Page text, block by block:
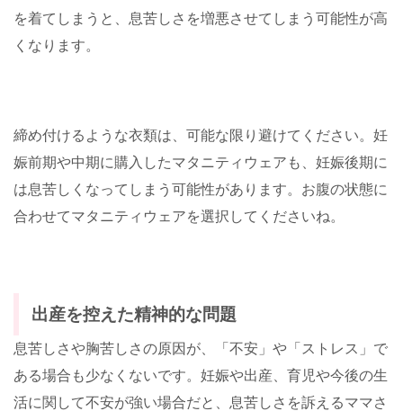
を着てしまうと、息苦しさを増悪させてしまう可能性が高
くなります。
締め付けるような衣類は、可能な限り避けてください。妊
娠前期や中期に購入したマタニティウェアも、妊娠後期に
は息苦しくなってしまう可能性があります。お腹の状態に
合わせてマタニティウェアを選択してくださいね。
出産を控えた精神的な問題
息苦しさや胸苦しさの原因が、「不安」や「ストレス」で
ある場合も少なくないです。妊娠や出産、育児や今後の生
活に関して不安が強い場合だと、息苦しさを訴えるママさ